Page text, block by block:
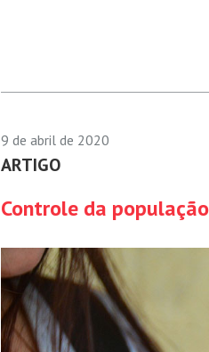
9 de abril de 2020
ARTIGO
Controle da